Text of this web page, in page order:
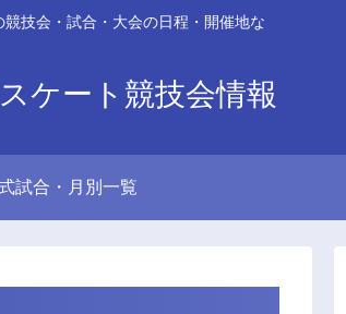
技会・試合・大会の日程・開催地な
ケート競技会情報
試合・月別一覧